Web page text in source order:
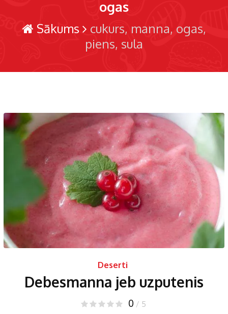
ogas
Sākums cukurs manna ogas
piens sula
Deserti
Debesmanna jeb uzputenis
0 / 5